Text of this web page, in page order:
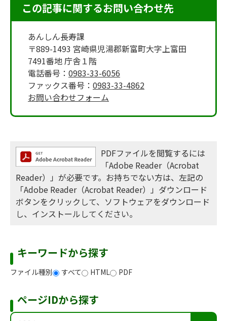
この記事に関するお問い合わせ先
あんしん長寿課
〒889-1493 宮崎県児湯郡新富町大字上富田
7491番地 庁舎１階
電話番号： 0983-33-6056
ファックス番号： 0983-33-4862
お問い合わせフォーム
PDFファイルを閲覧するには
「Adobe Reader（Acrobat
Reader）」が必要です。お持ちでない方は、左記の
「Adobe Reader（Acrobat Reader）」ダウンロード
ボタンをクリックして、ソフトウェアをダウンロード
し、インストールしてください。
キーワードから探す
ファイル種別 すべて HTML PDF
ページIDから探す